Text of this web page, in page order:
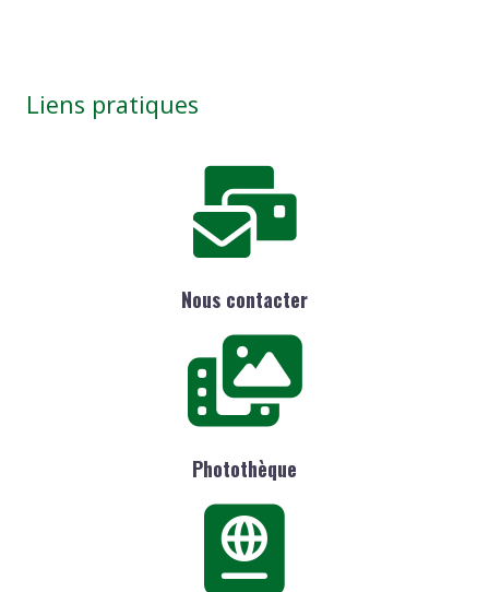
Liens pratiques
Nous contacter
Photothèque